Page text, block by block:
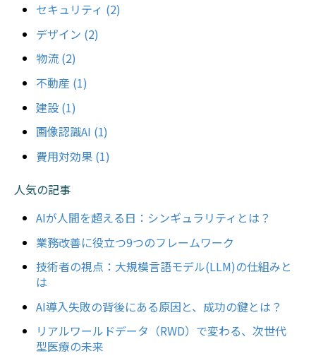
セキュリティ (2)
デザイン (2)
物流 (2)
不動産 (1)
建設 (1)
画像認識AI (1)
費用対効果 (1)
人気の記事
AIが人間を超える日：シンギュラリティとは？
業務改善に役立つ9つのフレームワーク
技術者の視点：大規模言語モデル(LLM)の仕組みと
は
AI導入失敗の背後にある原因と、成功の鍵とは？
リアルワールドデータ（RWD）で変わる、次世代
型医療の未来